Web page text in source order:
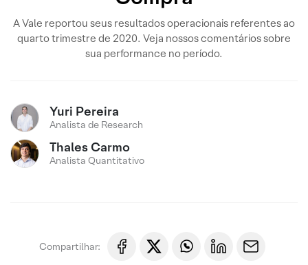
A Vale reportou seus resultados operacionais referentes ao
quarto trimestre de 2020. Veja nossos comentários sobre
sua performance no período.
Yuri Pereira
Analista de Research
Thales Carmo
Analista Quantitativo
Compartilhar: